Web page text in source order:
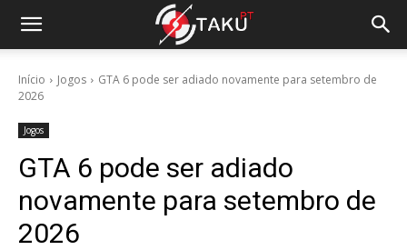
Início Jogos
GTA 6 pode ser adiado novamente para setembro de
2026
Jogos
GTA 6 pode ser adiado
novamente para setembro de
2026